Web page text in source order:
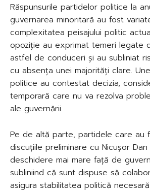
Răspunsurile partidelor politice la
guvernarea minoritară au fost
complexitatea peisajului politic
opoziție au exprimat temeri legate
astfel de conduceri și au subliniat
cu absența unei majorități clare.
politice au contestat decizia,
temporară care nu va rezolva
ale guvernării.
Pe de altă parte, partidele care au
discuțiile preliminare cu Nicușor
deschidere mai mare față de
subliniind că sunt dispuse să
asigura stabilitatea politică